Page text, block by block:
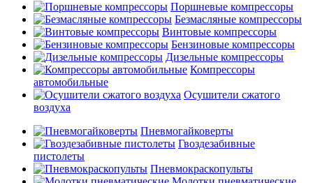
Поршневые компрессоры
Безмасляные компрессоры
Винтовые компрессоры
Бензиновые компрессоры
Дизельные компрессоры
Компрессоры
автомобильные
Осушители сжатого
воздуха
Пневмогайковерты
Гвоздезабивные
пистолеты
Пневмокраскопульты